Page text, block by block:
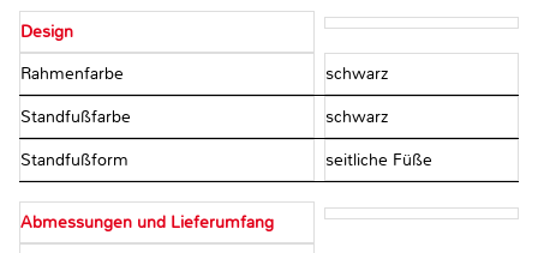
Design
Rahmenfarbe schwarz
Standfußfarbe schwarz
Standfußform seitliche Füße
Abmessungen und Lieferumfang